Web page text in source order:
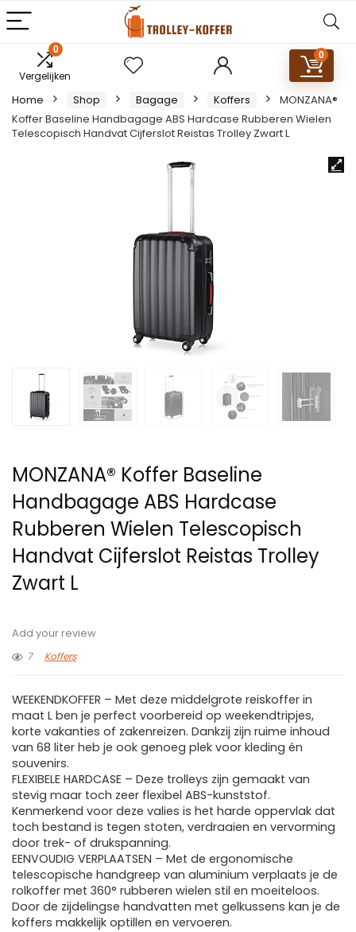
0
Vergelijken
0
Home Shop Bagage Koffers
MONZANA®
Koffer Baseline Handbagage ABS Hardcase Rubberen Wielen
Telescopisch Handvat Cijferslot Reistas Trolley Zwart L
MONZANA® Koffer Baseline
Handbagage ABS Hardcase
Rubberen Wielen Telescopisch
Handvat Cijferslot Reistas Trolley
Zwart L
Add your review
7
Koffers
WEEKENDKOFFER – Met deze middelgrote reiskoffer in
maat L ben je perfect voorbereid op weekendtripjes,
korte vakanties of zakenreizen. Dankzij zijn ruime inhoud
van 68 liter heb je ook genoeg plek voor kleding én
souvenirs.
FLEXIBELE HARDCASE – Deze trolleys zijn gemaakt van
stevig maar toch zeer flexibel ABS-kunststof.
Kenmerkend voor deze valies is het harde oppervlak dat
toch bestand is tegen stoten, verdraaien en vervorming
door trek- of drukspanning.
EENVOUDIG VERPLAATSEN – Met de ergonomische
telescopische handgreep van aluminium verplaats je de
rolkoffer met 360° rubberen wielen stil en moeiteloos.
Door de zijdelingse handvatten met gelkussens kan je de
koffers makkelijk optillen en vervoeren.